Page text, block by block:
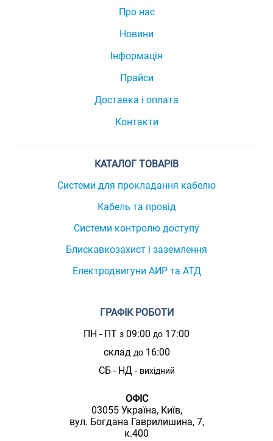
Про нас
Новини
Інформація
Прайси
Доставка і оплата
Контакти
КАТАЛОГ ТОВАРІВ
Системи для прокладання кабелю
Кабель та провід
Системи контролю доступу
Блискавкозахист і заземлення
Електродвигуни АИР та АТД
ГРАФІК РОБОТИ
ПН - ПТ з 09:00 до 17:00
склад до16:00
СБ - НД - вихідний
ОФІС
03055 Україна, Київ,
вул. Богдана Гаврилишина, 7,
к.400